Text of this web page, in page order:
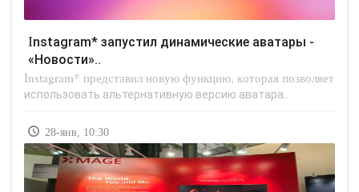
Instagram* запустил динамические аватары -
«Новости»..
Instagram* представил новую функцию, которая позволяет
использовать альтернативную версию аватара..
28-янв, 10:30